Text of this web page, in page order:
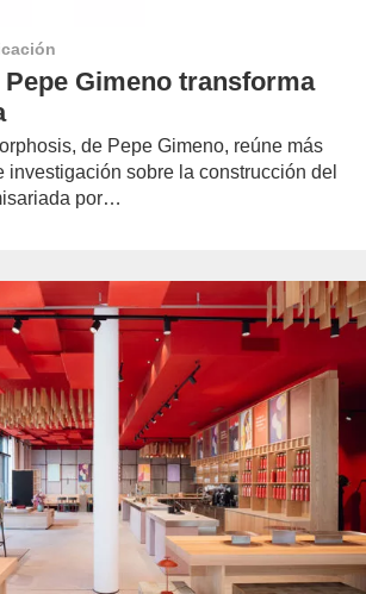
Gimeno transforma
de Pepe Gimeno, reúne más
investigación sobre la construcción del
por…